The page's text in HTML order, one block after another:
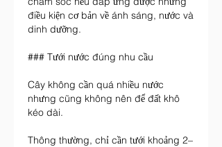
điều kiện cơ bản về ánh sáng, nước và
dinh dưỡng.
### Tưới nước đúng nhu cầu
Cây không cần quá nhiều nước
nhưng cũng không nên để đất khô
kéo dài.
Thông thường, chỉ cần tưới khoảng 2–